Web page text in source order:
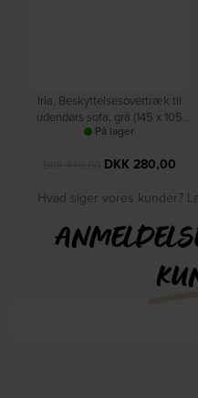
Iria, Beskyttelsesovertræk til
udendørs sofa, grå (145 x 105
cm.) by Kave Home
På lager
DKK280,00
Hvad siger vores kunder?